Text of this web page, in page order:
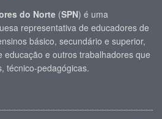
do Norte (SPN) é uma
representativa de educadores de
básico, secundário e superior,
educação e outros trabalhadores que
técnico-pedagógicas.